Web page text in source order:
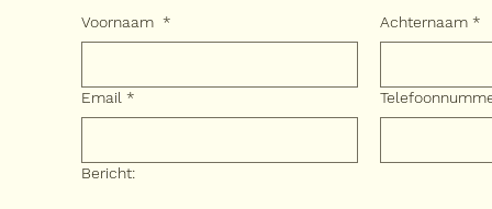
Voornaam * Achternaam *
Email *
Bericht: